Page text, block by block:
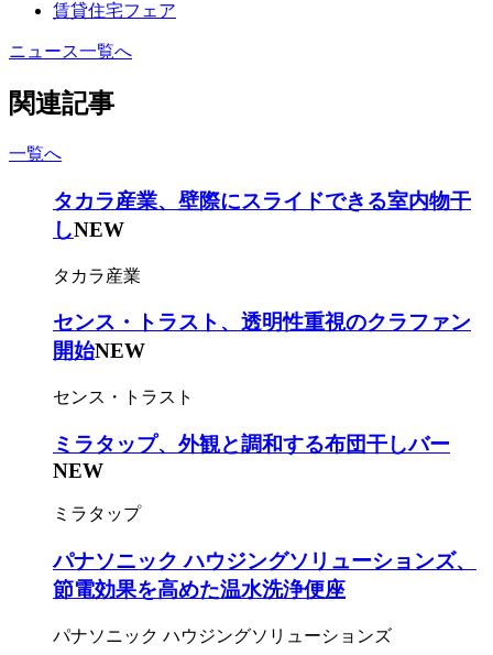
賃貸住宅フェア
ニュース一覧へ
関連記事
一覧へ
タカラ産業、壁際にスライドできる室内物干
しNEW
タカラ産業
センス・トラスト、透明性重視のクラファン
開始NEW
センス・トラスト
ミラタップ、外観と調和する布団干しバー
NEW
ミラタップ
パナソニック ハウジングソリューションズ、
節電効果を高めた温水洗浄便座
パナソニック ハウジングソリューションズ